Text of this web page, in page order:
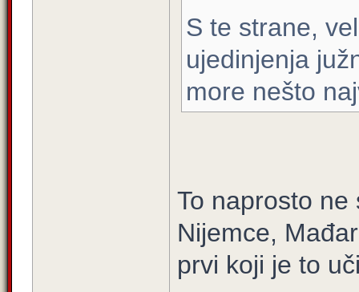
S te strane,
ujedinjenja
more nešto
To naprosto
Nijemce,
prvi koji je to